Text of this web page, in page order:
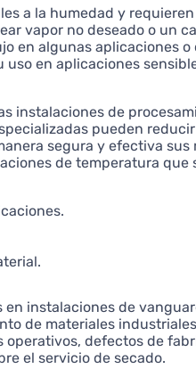
a la humedad y
vapor no deseado o un
en algunas aplicaciones
en aplicaciones
instalaciones de
pueden
segura y efectiva
de temperatura que
instalaciones de
de materiales
defectos de
el servicio de secado.